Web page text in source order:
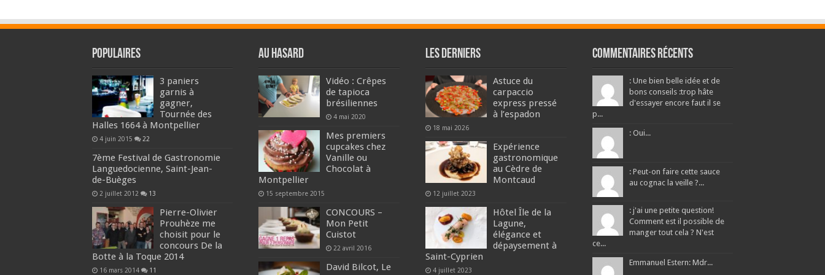
Populaires
3 paniers
garnis à
gagner,
Tournée des
Halles 1664 à Montpellier
4 juin 2015 22
7ème Festival de Gastronomie
Languedocienne, Saint-Jean-
de-Buèges
2 juillet 2012 13
Pierre-Olivier
Prouhèze me
choisit pour le
concours De la
Botte à la Toque 2014
16 mars 2014 11
Au hasard
Vidéo : Crêpes
de tapioca
brésiliennes
4 mai 2020
Mes premiers
cupcakes chez
Vanille ou
Chocolat à
Montpellier
15 septembre 2015
CONCOURS –
Mon Petit
Cuistot
22 avril 2016
David Bilcot, Le
Les derniers
Astuce du
carpaccio
express pressé
à l’espadon
18 mai 2026
Expérience
gastronomique
au Cèdre de
Montcaud
12 juillet 2023
Hôtel Île de la
Lagune,
élégance et
dépaysement à
Saint-Cyprien
4 juillet 2023
Commentaires récents
: Une bien belle idée et de
bons conseils :trop hâte
d'essayer encore faut il se
p...
: Oui...
: Peut-on faire cette sauce
au cognac la veille ?...
: j'ai une petite question!
Comment est il possible de
manger tout cela ? N'est
ce...
Emmanuel Estern: Mdr...